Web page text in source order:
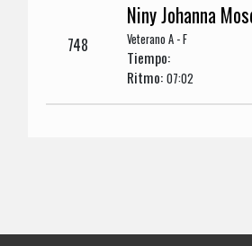
748
Niny Johanna
Veterano A - F
Tiempo:
Ritmo:07:02